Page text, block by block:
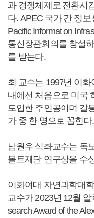
과 경쟁체제로 전환시
다. APEC 국가 간 정
Pacific Information
통신장관회의를 창설
를 받는다.
최 교수는 1997년 이
내에선 처음으로 미국
도입한 주인공이며 갈
가 중 한 명으로 꼽힌다.
남원우 석좌교수는 독
볼트재단 연구상을 수
이화여대 자연과학대
교수가 2023년 12월
search Award of the